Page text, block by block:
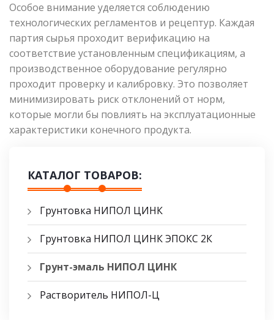
Особое внимание уделяется соблюдению
технологических регламентов и рецептур. Каждая
партия сырья проходит верификацию на
соответствие установленным спецификациям, а
производственное оборудование регулярно
проходит проверку и калибровку. Это позволяет
минимизировать риск отклонений от норм,
которые могли бы повлиять на эксплуатационные
характеристики конечного продукта.
КАТАЛОГ ТОВАРОВ:
Грунтовка НИПОЛ ЦИНК
Грунтовка НИПОЛ ЦИНК ЭПОКС 2К
Грунт-эмаль НИПОЛ ЦИНК
Растворитель НИПОЛ-Ц